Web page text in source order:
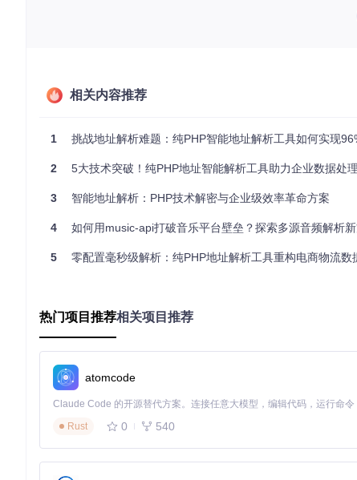
该工具在三类场景中展现出显著价值：在电商物流领域，可自
电商订单处理
120ms/条
实现无依赖地址提取
工具采用极简设计理念，核心功能封装在单个PHP文件中，实
require 'address.php'
[
  'city' => '上海市',
  'district' => '浦东新区',
  'detail' => '张江高科技园区博云路2号'
相关内容推荐
1 挑战地址解析难题：纯PHP智能地址解析工具如何实现96%准确率零配
2 5大技术突破！纯PHP地址智能解析工具助力企业数据处理效率
3 智能地址解析：PHP技术解密与企业级效率革命方案
4 如何用music-api打破音乐平台壁垒？探索多源音频解析
5 零配置毫秒级解析：纯PHP地址解析工具重构电商物流数
热门项目推荐相关项目推荐
atomcode
Rust
0 540